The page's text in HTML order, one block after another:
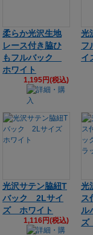
柔らか光沢生地
レース付き脇ひ
もフルバック
ホワイト
1,195円(税込)
光
フ
イ
光沢サテン脇紐T
バック 2Lサイ
ズ ホワイト
1,116円(税込)
光
ス
ル